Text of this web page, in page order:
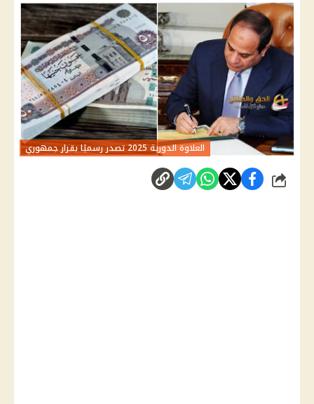
العلاوة الدورية 2025 تصدر رسميًا بقرار جمهوري
شارك